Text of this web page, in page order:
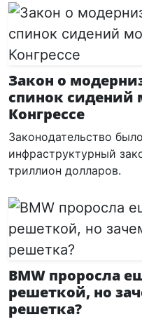
Закон о
спинок сидений
Конгрессе
Законодательство
инфраструктурный
триллион долларов.
BMW проросла
решеткой, но
решетка?